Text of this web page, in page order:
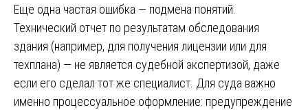
Еще одна частая ошибка — подмена понятий.
Технический отчет по результатам обследования
здания (например, для получения лицензии или для
техплана) — не является судебной экспертизой, даже
если его сделал тот же специалист. Для суда важно
именно процессуальное оформление: предупреждение